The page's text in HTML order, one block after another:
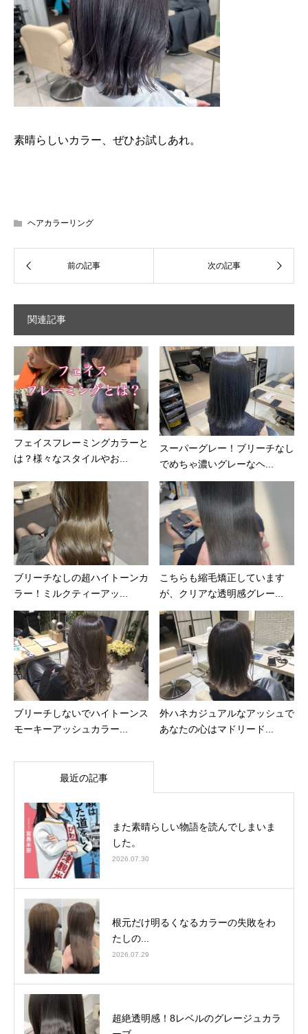
素晴らしいカラー、ぜひお試しあれ。
ヘアカラーリング
関連記事
フェイスフレーミングカラーと
は？様々なスタイルやお...
スーパーグレー！ブリーチなし
でめちゃ濃いグレーなヘ...
ブリーチなしの超ハイトーンカ
ラー！ミルクティーアッ...
こちらも縮毛矯正しています
が、クリアな透明感グレー...
ブリーチしないでハイトーンス
モーキーアッシュカラー...
外ハネカジュアルなアッシュで
あなたの心はマドリード...
最近の記事
また素晴らしい物語を読んでしまいま
した。
2026.07.30
根元だけ明るくなるカラーの失敗をわ
たしの...
2026.07.29
超絶透明感！8レベルのグレージュカラ